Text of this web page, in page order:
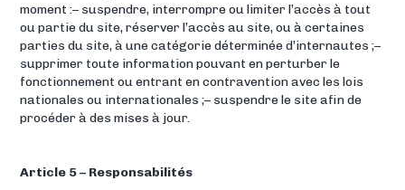
moment :– suspendre, interrompre ou limiter l’accès à tout
ou partie du site, réserver l’accès au site, ou à certaines
parties du site, à une catégorie déterminée d’internautes ;–
supprimer toute information pouvant en perturber le
fonctionnement ou entrant en contravention avec les lois
nationales ou internationales ;– suspendre le site afin de
procéder à des mises à jour.
Article 5 – Responsabilités